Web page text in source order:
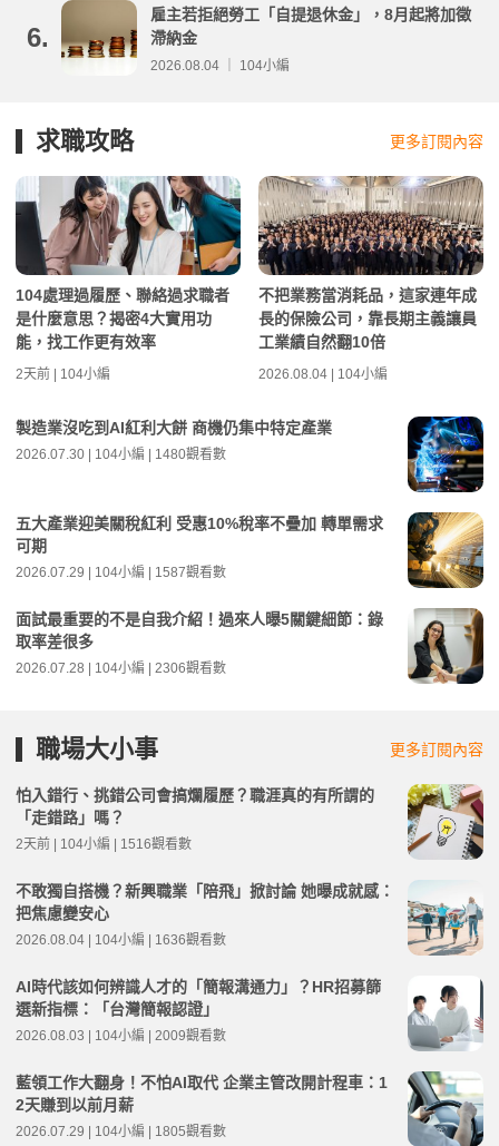
6.
雇主若拒絕勞工「自提退休金」，8月起將加徵
滯納金
2026.08.04 ｜ 104小編
求職攻略 更多訂閱內容
104處理過履歷、聯絡過求職者
是什麼意思？揭密4大實用功
能，找工作更有效率
2天前 | 104小編
不把業務當消耗品，這家連年成
長的保險公司，靠長期主義讓員
工業績自然翻10倍
2026.08.04 | 104小編
製造業沒吃到AI紅利大餅 商機仍集中特定產業
2026.07.30 | 104小編 | 1480觀看數
五大產業迎美關稅紅利 受惠10%稅率不疊加 轉單需求
可期
2026.07.29 | 104小編 | 1587觀看數
面試最重要的不是自我介紹！過來人曝5關鍵細節：錄
取率差很多
2026.07.28 | 104小編 | 2306觀看數
職場大小事 更多訂閱內容
怕入錯行、挑錯公司會搞爛履歷？職涯真的有所謂的
「走錯路」嗎？
2天前 | 104小編 | 1516觀看數
不敢獨自搭機？新興職業「陪飛」掀討論 她曝成就感：
把焦慮變安心
2026.08.04 | 104小編 | 1636觀看數
AI時代該如何辨識人才的「簡報溝通力」？HR招募篩
選新指標：「台灣簡報認證」
2026.08.03 | 104小編 | 2009觀看數
藍領工作大翻身！不怕AI取代 企業主管改開計程車：1
2天賺到以前月薪
2026.07.29 | 104小編 | 1805觀看數